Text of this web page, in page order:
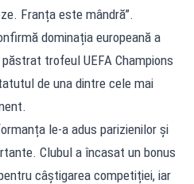
Franța este mândră”.
dominația europeană a
trofeul UEFA Champions
de una dintre cele mai
le-a adus parizienilor și
Clubul a încasat un bonus
câștigarea competiției, iar